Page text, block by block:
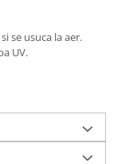
se usuca la aer.
UV.